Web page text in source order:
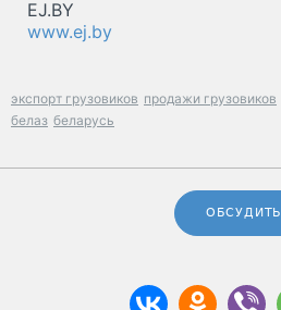
EJ.BY
www.ej.by
экспорт грузовиков продажи грузовиков
белаз беларусь
ОБСУДИТЬ